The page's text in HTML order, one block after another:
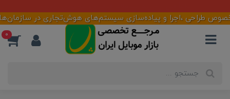
،اجرا و پیاده‌سازی سیستم‌های هوش‌تجاری در سازمان‌ها
0